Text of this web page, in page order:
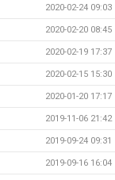
2020-02-24 09:03
2020-02-20 08:45
2020-02-19 17:37
2020-02-15 15:30
2020-01-20 17:17
2019-11-06 21:42
2019-09-24 09:31
2019-09-16 16:04